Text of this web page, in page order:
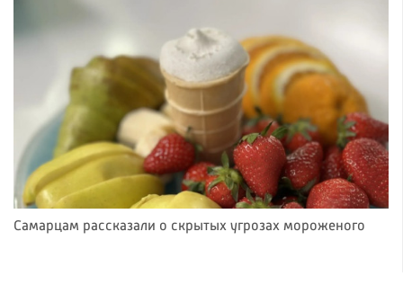
Самарцам рассказали о скрытых угрозах мороженого